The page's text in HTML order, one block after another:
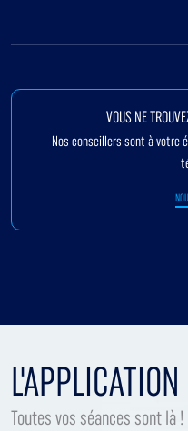
VOUS NE
Nos conseillers sont à votre
Toutes vos séances sont là !